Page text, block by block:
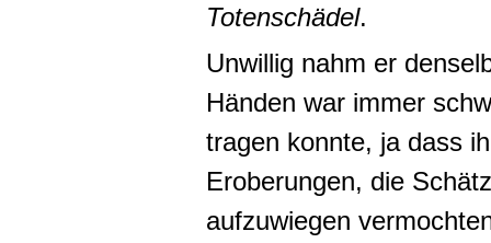
Totenschädel.
Unwillig nahm er
Händen war immer
tragen konnte, ja dass
Eroberungen, die
aufzuwiegen